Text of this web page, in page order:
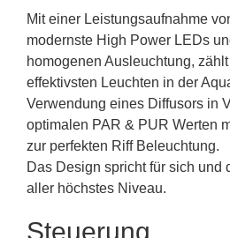
Mit einer Leistungsaufnahme
modernste High Power LEDs
homogenen Ausleuchtung,
effektivsten Leuchten in der
Verwendung eines Diffusors in
optimalen PAR & PUR Werten
zur perfekten Riff Beleuchtung.
Das Design spricht für sich und
aller höchstes Niveau.
Steuerung